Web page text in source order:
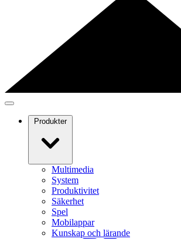
Produkter
Multimedia
System
Produktivitet
Säkerhet
Spel
Mobilappar
Kunskap och lärande